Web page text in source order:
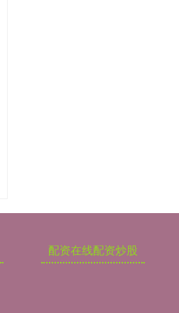
配资在线配资炒股